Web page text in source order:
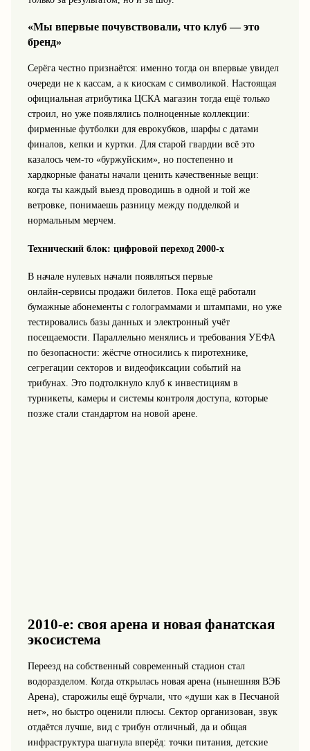
«Мы впервые почувствовали, что клуб — это
бренд»
Серёга честно признаётся: именно тогда он впервые увидел
очереди не к кассам, а к киоскам с символикой. Настоящая
официальная атрибутика ЦСКА магазин тогда ещё только
строил, но уже появлялись полноценные коллекции:
фирменные футболки для еврокубков, шарфы с датами
финалов, кепки и куртки. Для старой гвардии всё это
казалось чем‑то «буржуйским», но постепенно и
хардкорные фанаты начали ценить качественные вещи:
когда ты каждый выезд проводишь в одной и той же
ветровке, понимаешь разницу между подделкой и
нормальным мерчем.
Технический блок: цифровой переход 2000‑х
В начале нулевых начали появляться первые
онлайн‑сервисы продажи билетов. Пока ещё работали
бумажные абонементы с голограммами и штампами, но уже
тестировались базы данных и электронный учёт
посещаемости. Параллельно менялись и требования УЕФА
по безопасности: жёстче относились к пиротехнике,
сегрегации секторов и видеофиксации событий на
трибунах. Это подтолкнуло клуб к инвестициям в
турникеты, камеры и системы контроля доступа, которые
позже стали стандартом на новой арене.
2010‑е: своя арена и новая фанатская
экосистема
Переезд на собственный современный стадион стал
водоразделом. Когда открылась новая арена (нынешняя ВЭБ
Арена), старожилы ещё бурчали, что «души как в Песчаной
нет», но быстро оценили плюсы. Сектор организован, звук
отдаётся лучше, вид с трибун отличный, да и общая
инфраструктура шагнула вперёд: точки питания, детские